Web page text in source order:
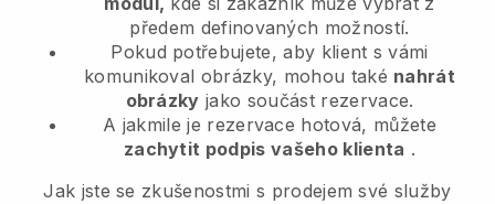
předem definovaných možností.
Pokud potřebujete, aby klient s vámi
komunikoval obrázky, mohou také nahrát
obrázky jako součást rezervace.
A jakmile je rezervace hotová, můžete
zachytit podpis vašeho klienta .
Jak jste se zkušenostmi s prodejem své služby